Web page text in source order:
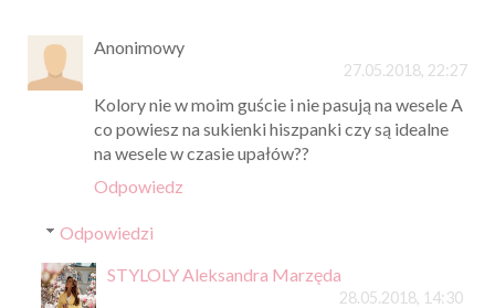
Anonimowy
27.05.2018, 22:27
Kolory nie w moim guście i nie pasują na wesele A
co powiesz na sukienki hiszpanki czy są idealne
na wesele w czasie upałów??
Odpowiedz
Odpowiedzi
STYLOLY Aleksandra Marzęda
28.05.2018, 14:30